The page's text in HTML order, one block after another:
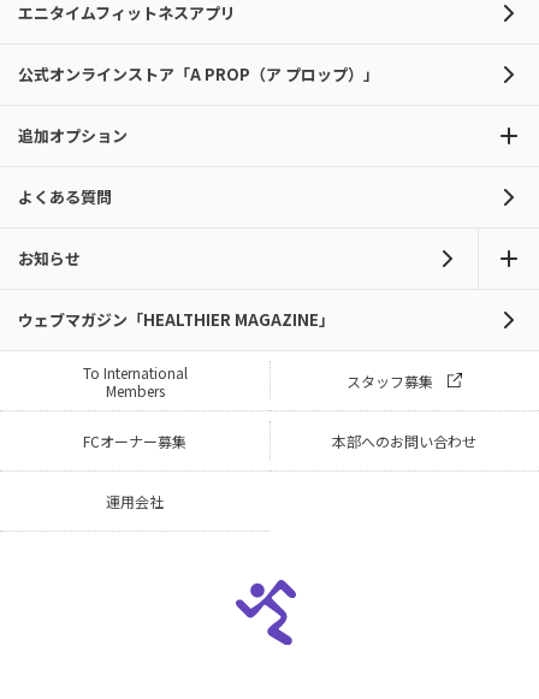
エニタイムフィットネスアプリ
公式オンラインストア「A PROP（ア プロップ）」
追加オプション
よくある質問
お知らせ
ウェブマガジン「HEALTHIER MAGAZINE」
To International
Members
スタッフ募集
FCオーナー募集 本部へのお問い合わせ
運用会社